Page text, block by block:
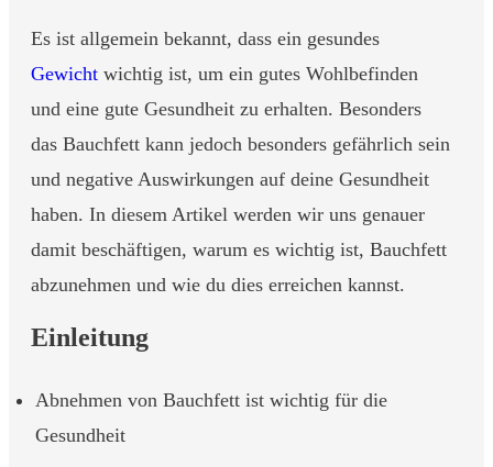
Es ist allgemein bekannt, dass ein gesundes
Gewicht wichtig ist, um ein gutes Wohlbefinden
und eine gute Gesundheit zu erhalten. Besonders
das Bauchfett kann jedoch besonders gefährlich sein
und negative Auswirkungen auf deine Gesundheit
haben. In diesem Artikel werden wir uns genauer
damit beschäftigen, warum es wichtig ist, Bauchfett
abzunehmen und wie du dies erreichen kannst.
Einleitung
Abnehmen von Bauchfett ist wichtig für die
Gesundheit